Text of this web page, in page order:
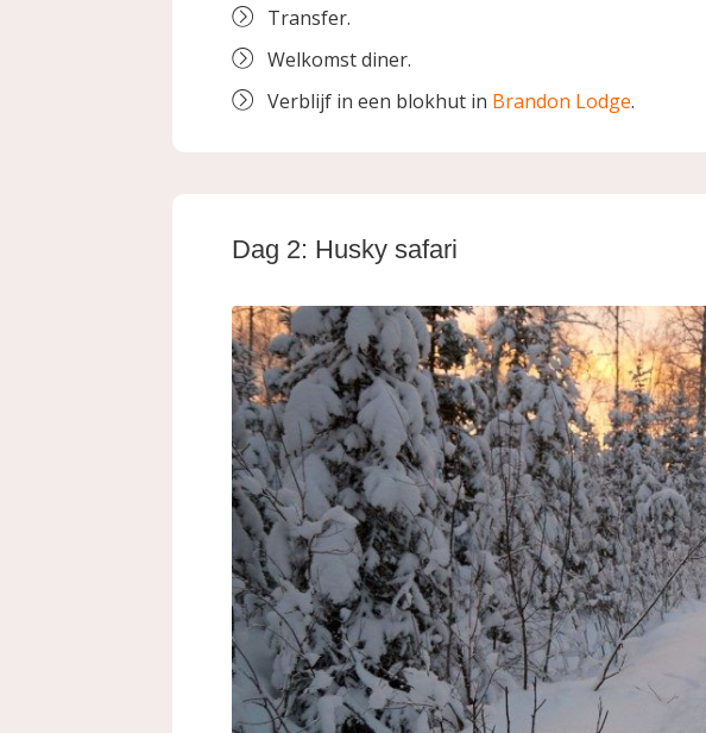
Transfer.
Welkomst diner.
Verblijf in een blokhut in Brandon Lodge.
Dag 2: Husky safari